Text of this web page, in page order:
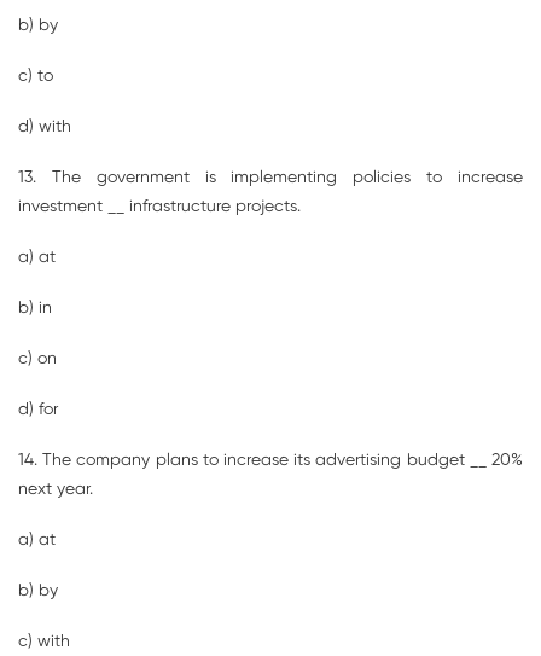
b) by
c) to
d) with
13. The government is implementing policies to increase
investment __ infrastructure projects.
a) at
b) in
c) on
d) for
14. The company plans to increase its advertising budget __ 20%
next year.
a) at
b) by
c) with